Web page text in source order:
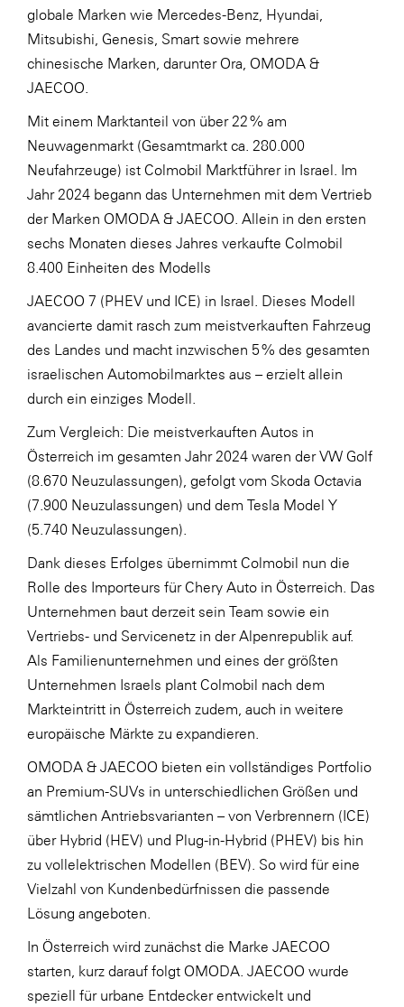
Trend Micro
TAG GmbH
VALETTA
Verband Druck Medien Österreich
Wirtschaftskammer Salzburg
WKS Fachgruppe Fahrzeughandel und
Fahrzeugtechnik
WKS Fachgruppe Finanzdienstleister
WK UBIT
Zühlke
Media
globale Marken wie Mercedes-Benz, Hyundai,
Mitsubishi, Genesis, Smart sowie mehrere
chinesische Marken, darunter Ora, OMODA &
JAECOO.
Mit einem Marktanteil von über 22 % am
Neuwagenmarkt (Gesamtmarkt ca. 280.000
Neufahrzeuge) ist Colmobil Marktführer in Israel. Im
Jahr 2024 begann das Unternehmen mit dem Vertrieb
der Marken OMODA & JAECOO. Allein in den ersten
sechs Monaten dieses Jahres verkaufte Colmobil
8.400 Einheiten des Modells
JAECOO 7 (PHEV und ICE) in Israel. Dieses Modell
avancierte damit rasch zum meistverkauften Fahrzeug
des Landes und macht inzwischen 5 % des gesamten
israelischen Automobilmarktes aus – erzielt allein
durch ein einziges Modell.
Zum Vergleich: Die meistverkauften Autos in
Österreich im gesamten Jahr 2024 waren der VW Golf
(8.670 Neuzulassungen), gefolgt vom Skoda Octavia
(7.900 Neuzulassungen) und dem Tesla Model Y
(5.740 Neuzulassungen).
Dank dieses Erfolges übernimmt Colmobil nun die
Rolle des Importeurs für Chery Auto in Österreich. Das
Unternehmen baut derzeit sein Team sowie ein
Vertriebs- und Servicenetz in der Alpenrepublik auf.
Als Familienunternehmen und eines der größten
Unternehmen Israels plant Colmobil nach dem
Markteintritt in Österreich zudem, auch in weitere
europäische Märkte zu expandieren.
OMODA & JAECOO bieten ein vollständiges Portfolio
an Premium-SUVs in unterschiedlichen Größen und
sämtlichen Antriebsvarianten – von Verbrennern (ICE)
über Hybrid (HEV) und Plug-in-Hybrid (PHEV) bis hin
zu vollelektrischen Modellen (BEV). So wird für eine
Vielzahl von Kundenbedürfnissen die passende
Lösung angeboten.
In Österreich wird zunächst die Marke JAECOO
starten, kurz darauf folgt OMODA. JAECOO wurde
speziell für urbane Entdecker entwickelt und